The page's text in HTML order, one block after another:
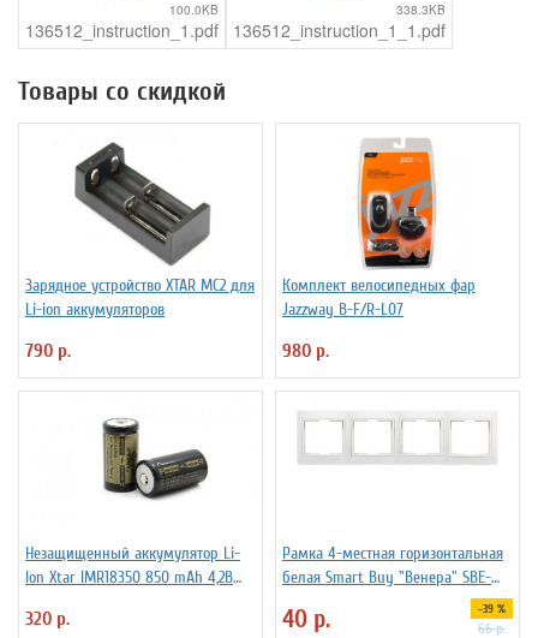
100.0KB
136512_instruction_1.pdf
338.3KB
136512_instruction_1_1.pdf
Товары со скидкой
Зарядное устройство XTAR MC2 для
Li-ion аккумуляторов
790 р.
Комплект велосипедных фар
Jazzway B-F/R-L07
980 р.
Незащищенный аккумулятор Li-
Ion Xtar IMR18350 850 mAh 4,2В
320 р.
Рамка 4-местная горизонтальная
белая Smart Buy "Венера" SBE-
40 р. -39 %
66 р.